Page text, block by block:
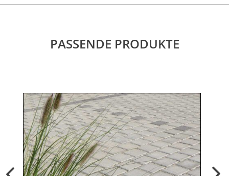
PASSENDE PRODUKTE